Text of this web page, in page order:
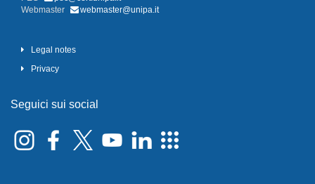
Webmaster
webmaster@unipa.it
Legal notes
Privacy
Seguici sui social